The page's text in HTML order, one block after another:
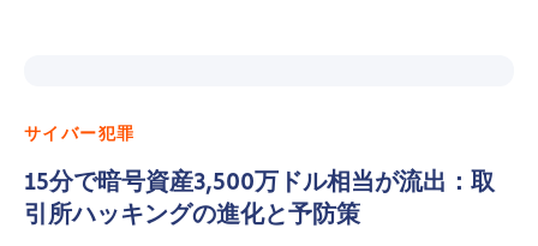
サイバー犯罪
15分で暗号資産3,500万ドル相当が流出：取
引所ハッキングの進化と予防策